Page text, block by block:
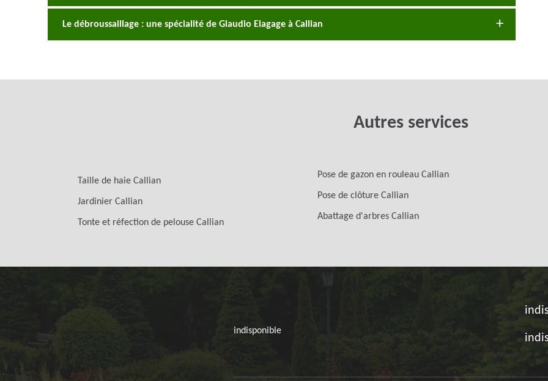
Le débroussaillage : une spécialité de Glaudio Elagage à Callian
Autres services
Taille de haie Callian
Jardinier Callian
Tonte et réfection de pelouse Callian
Pose de gazon en rouleau Callian
Pose de clôture Callian
Abattage d'arbres Callian
indisponible